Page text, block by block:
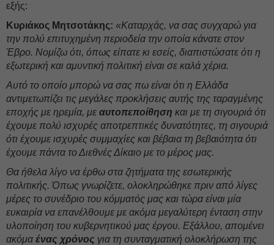
εξής:
Κυριάκος Μητσοτάκης: «Καταρχάς, να σας συγχαρώ για
την πολύ επιτυχημένη περιοδεία την οποία κάνατε στον
Έβρο. Νομίζω ότι, όπως είπατε κι εσείς, διαπιστώσατε ότι η
εξωτερική και αμυντική πολιτική είναι σε καλά χέρια.
Αυτό το οποίο μπορώ να σας πω είναι ότι η Ελλάδα
αντιμετωπίζει τις μεγάλες προκλήσεις αυτής της ταραγμένης
εποχής με ηρεμία, με αυτοπεποίθηση και με τη σιγουριά ότι
έχουμε πολύ ισχυρές αποτρεπτικές δυνατότητες, τη σιγουριά
ότι έχουμε ισχυρές συμμαχίες και βέβαια τη βεβαιότητα ότι
έχουμε πάντα το Διεθνές Δίκαιο με το μέρος μας.
Θα ήθελα λίγο να έρθω στα ζητήματα της εσωτερικής
πολιτικής. Όπως γνωρίζετε, ολοκληρώθηκε πριν από λίγες
μέρες το συνέδριο του κόμματός μας και τώρα είναι μία
ευκαιρία να επανέλθουμε με ακόμα μεγαλύτερη ένταση στην
υλοποίηση του κυβερνητικού μας έργου. Εξάλλου, απομένει
ακόμα ένας χρόνος για τη συνταγματική ολοκλήρωση της